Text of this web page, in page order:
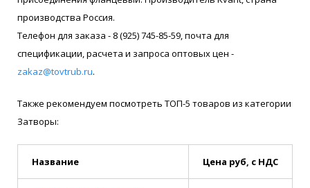
производства Россия.
Телефон для заказа - 8 (925) 745-85-59, почта для
спецификации, расчета и запроса оптовых цен -
zakaz@tovtrub.ru.
Также рекомендуем посмотреть ТОП-5 товаров из категории
Затворы:
Название Цена руб, с НДС